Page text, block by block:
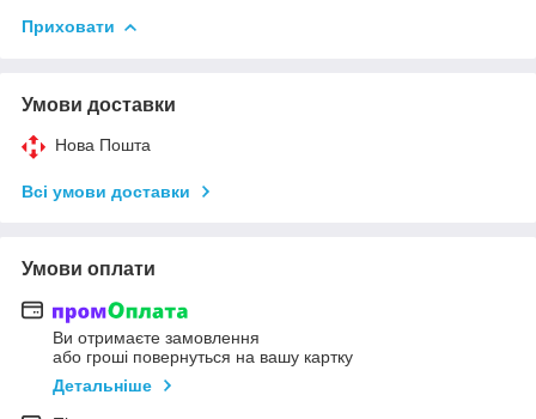
Приховати
Умови доставки
Нова Пошта
Всі умови доставки
Умови оплати
Ви отримаєте замовлення
або гроші повернуться на вашу картку
Детальніше